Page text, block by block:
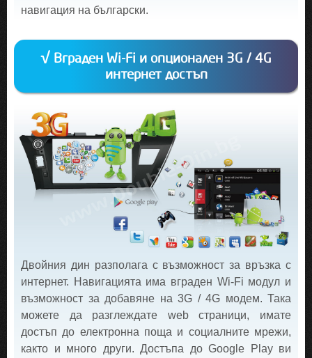
навигация на български.
√ Вграден Wi-Fi и опционален 3G / 4G
интернет достъп
Двойния дин разполага с възможност за връзка с
интернет. Навигацията има вграден Wi-Fi модул и
възможност за добавяне на 3G / 4G модем. Така
можете да разглеждате web страници, имате
достъп до електронна поща и социалните мрежи,
както и много други. Достъпа до Google Play ви